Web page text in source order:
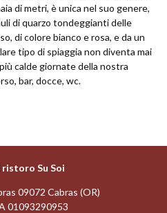
di metri, è unica nel suo genere,
di quarzo tondeggianti delle
di colore bianco e rosa, e da un
tipo di spiaggia non diventa mai
calde giornate della nostra
bar, docce, wc.
Su Soi
09072 Cabras (OR)
01093290953